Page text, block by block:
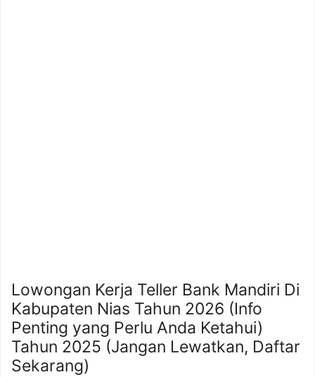
Lowongan Kerja Teller Bank Mandiri Di
Kabupaten Nias Tahun 2026 (Info
Penting yang Perlu Anda Ketahui)
Tahun 2025 (Jangan Lewatkan, Daftar
Sekarang)